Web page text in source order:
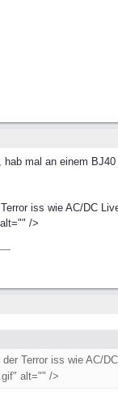
mal an einem
iss wie AC/DC
/>
Terror iss wie AC/
alt="" />